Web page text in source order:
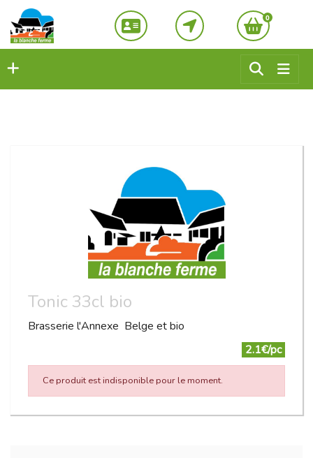
0
Tonic 33cl bio
Brasserie l'Annexe Belge et bio
2.1€/pc
Ce produit est indisponible pour le moment.